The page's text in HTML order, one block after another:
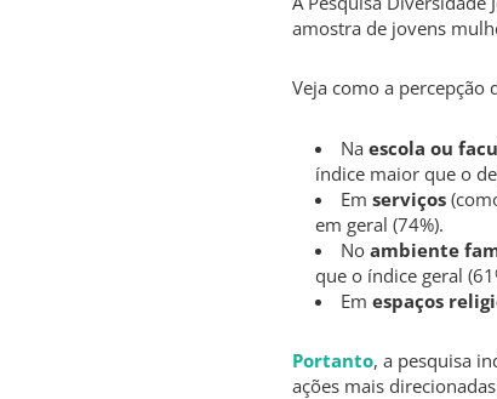
amostra de jovens
Veja como a percepção
Na escola ou
índice maior que o
Em serviços
em geral (74%).
No ambiente
que o índice geral
Em espaços
Portanto, a pesquisa
ações mais